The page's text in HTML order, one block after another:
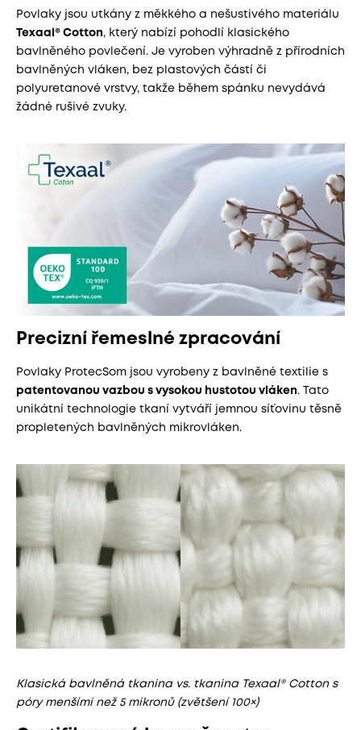
Povlaky jsou utkány z měkkého a nešustivého materiálu
Texaal® Cotton, který nabízí pohodlí klasického
bavlněného povlečení. Je vyroben výhradně z přírodních
bavlněných vláken, bez plastových částí či
polyuretanové vrstvy, takže během spánku nevydává
žádné rušivé zvuky.
Precizní řemeslné zpracování
Povlaky ProtecSom jsou vyrobeny z bavlněné textilie s
patentovanou vazbou s vysokou hustotou vláken. Tato
unikátní technologie tkaní vytváří jemnou síťovinu těsně
propletených bavlněných mikrovláken.
Klasická bavlněná tkanina vs. tkanina Texaal® Cotton s
póry menšími než 5 mikronů (zvětšení 100×)